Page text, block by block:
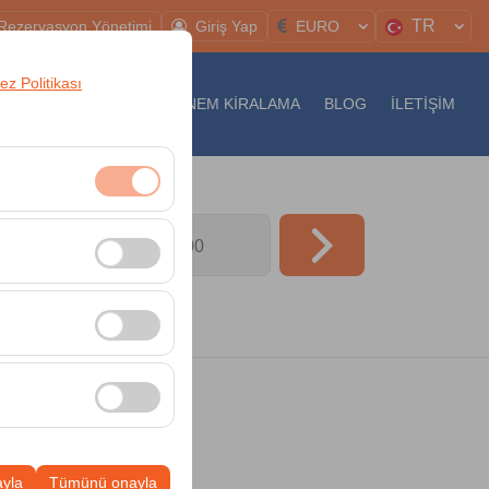
Politikası
Devre dışı
davranışları)
iyileştirmek için
Tümünü onayla
Yönetimi Giriş Yap TR
EURO
UZUN DÖNEM KİRALAMA BLOG İLETİŞİM
09:00